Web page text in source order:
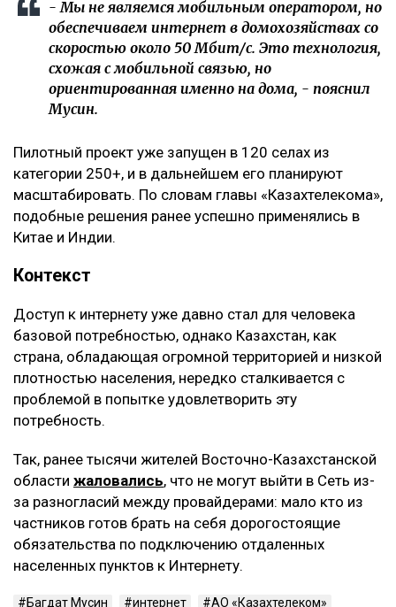
- Мы не являемся мобильным оператором, но
обеспечиваем интернет в домохозяйствах со
скоростью около 50 Мбит/с. Это технология,
схожая с мобильной связью, но
ориентированная именно на дома, - пояснил
Мусин.
Пилотный проект уже запущен в 120 селах из
категории 250+, и в дальнейшем его планируют
масштабировать. По словам главы «Казахтелекома»,
подобные решения ранее успешно применялись в
Китае и Индии.
Контекст
Доступ к интернету уже давно стал для человека
базовой потребностью, однако Казахстан, как
страна, обладающая огромной территорией и низкой
плотностью населения, нередко сталкивается с
проблемой в попытке удовлетворить эту
потребность.
Так, ранее тысячи жителей Восточно-Казахстанской
области жаловались, что не могут выйти в Сеть из-
за разногласий между провайдерами: мало кто из
частников готов брать на себя дорогостоящие
обязательства по подключению отдаленных
населенных пунктов к Интернету.
Багдат Мусин интернет АО «Казахтелеком»